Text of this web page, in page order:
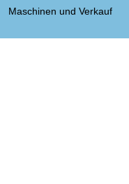
Maschinen und Verkauf